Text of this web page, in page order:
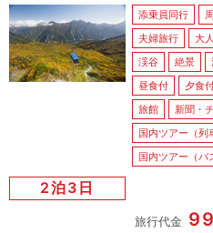
添乗員同行
夫婦旅行
大
渓谷
絶景
昼食付
夕食
旅館
新聞・
国内ツアー（列
国内ツアー（バ
2泊3日
旅行代金